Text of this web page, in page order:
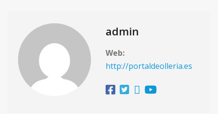
admin
Web:
http://portaldeolleria.es